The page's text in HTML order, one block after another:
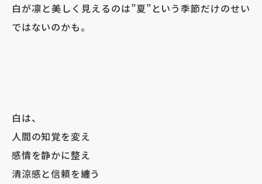
白が凛と美しく見えるのは”夏”という季節だけのせい
ではないのかも。
白は、
人間の知覚を変え
感情を静かに整え
清涼感と信頼を纏う